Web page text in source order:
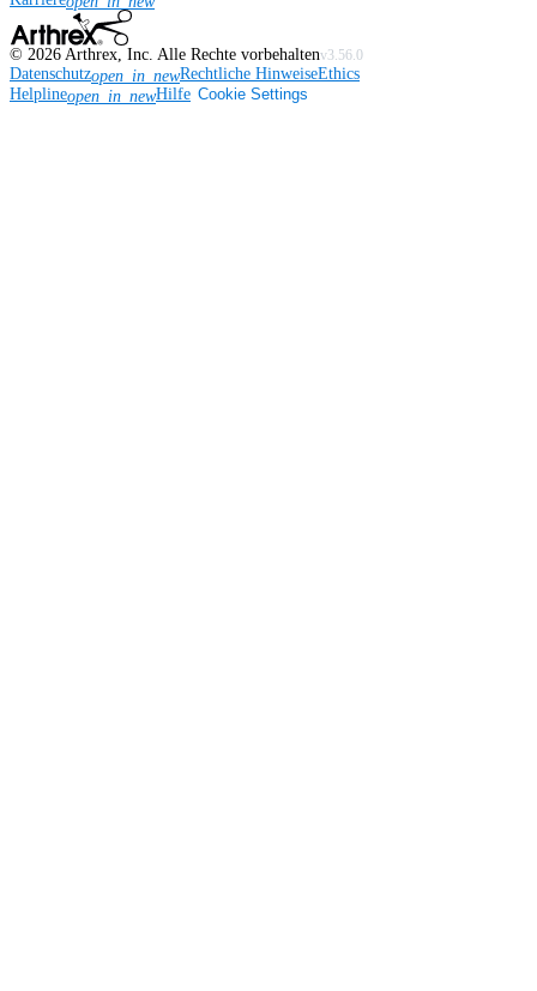
© 2026 Arthrex, Inc. Alle Rechte vorbehaltenv3.56.0
Datenschutzopen_in_newRechtliche HinweiseEthics
Helplineopen_in_newHilfe Cookie Settings